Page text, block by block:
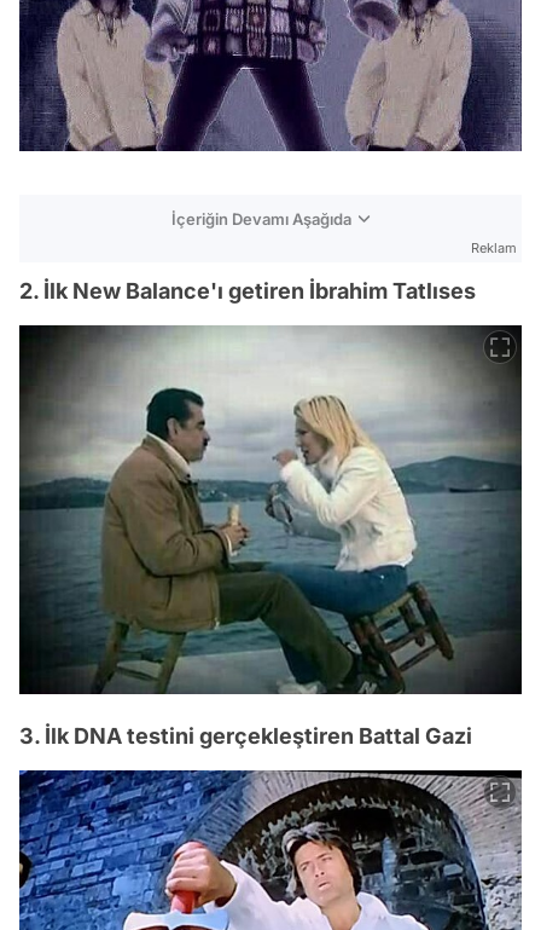
İçeriğin Devamı Aşağıda
Reklam
2. İlk New Balance'ı getiren İbrahim Tatlıses
3. İlk DNA testini gerçekleştiren Battal Gazi